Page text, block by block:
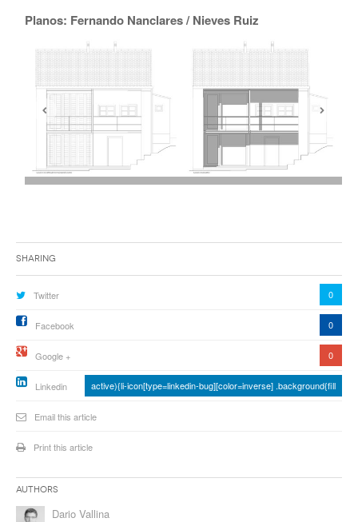
Planos: Fernando Nanclares / Nieves Ruiz
Sharing
Twitter 0
Facebook 0
Google + 0
Linkedin active){li-icon[type=linkedin-bug][color=inverse] .background{fill
Email this article
Print this article
Authors
Dario Vallina